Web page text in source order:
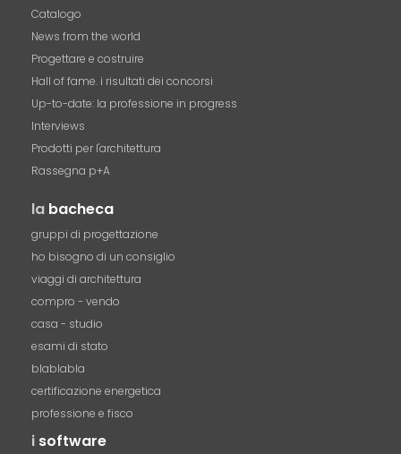
Catalogo
News from the world
Progettare e costruire
Hall of fame. i risultati dei concorsi
Up-to-date: la professione in progress
Interviews
Prodotti per l'architettura
Rassegna p+A
la bacheca
gruppi di progettazione
ho bisogno di un consiglio
viaggi di architettura
compro - vendo
casa - studio
esami di stato
blablabla
certificazione energetica
professione e fisco
i software